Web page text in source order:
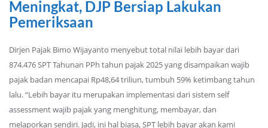
Meningkat, DJP Bersiap Lakukan
Pemeriksaan
Dirjen Pajak Bimo Wijayanto menyebut total nilai lebih bayar dari
874.476 SPT Tahunan PPh tahun pajak 2025 yang disampaikan wajib
pajak badan mencapai Rp48,64 triliun, tumbuh 59% ketimbang tahun
lalu. “Lebih bayar itu merupakan implementasi dari sistem self
assessment wajib pajak yang menghitung, membayar, dan
melaporkan sendiri. Jadi, ini hal biasa, SPT lebih bayar akan kami